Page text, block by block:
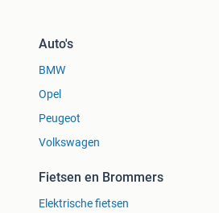
Auto's
BMW
Opel
Peugeot
Volkswagen
Fietsen en Brommers
Elektrische fietsen